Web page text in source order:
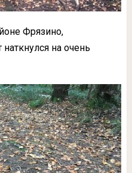
Фрязино,
на очень